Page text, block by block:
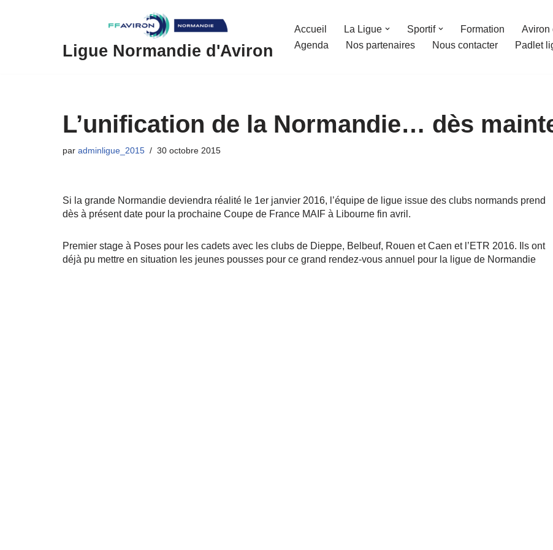
Ligue Normandie d'Aviron
Accueil La Ligue Sportif Formation Aviron
Agenda
Nos partenaires Nous contacter Padlet
L’unification de la Normandie… dès
par adminligue_2015 30 octobre 2015
Si la grande Normandie deviendra réalité le 1er janvier 2016, l’équipe de ligue issue des clubs normands prend
dès à présent date pour la prochaine Coupe de France MAIF à Libourne fin avril.
Premier stage à Poses pour les cadets avec les clubs de Dieppe, Belbeuf, Rouen et Caen et l’ETR 2016. Ils ont
déjà pu mettre en situation les jeunes pousses pour ce grand rendez-vous annuel pour la ligue de Normandie